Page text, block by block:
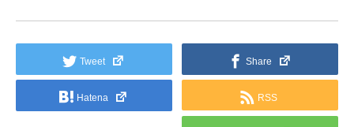
Tweet Share
Hatena RSS